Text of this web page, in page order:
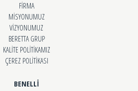
FİRMA
MİSYONUMUZ
VİZYONUMUZ
BERETTA GRUP
KALİTE POLİTİKAMIZ
ÇEREZ POLİTİKASI
BENELLİ